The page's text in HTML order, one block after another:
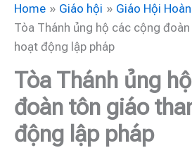
Home Giáo hội
Giáo Hội
Tòa Thánh ủng hộ các cộng
hoạt động lập pháp
Tòa Thánh ủng
đoàn tôn giáo
động lập pháp